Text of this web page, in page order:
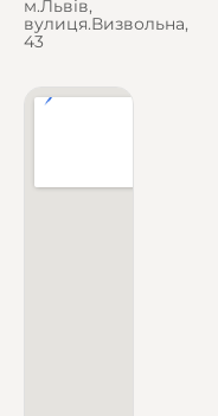
м.Львів,
вулиця.Визвольна,
43